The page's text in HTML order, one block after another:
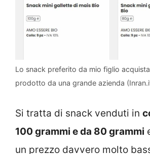
Lo snack preferito da mio figlio
prodotto da una grande azienda
Si tratta di snack venduti in
100 grammi e da 80 grammi
un prezzo davvero molto